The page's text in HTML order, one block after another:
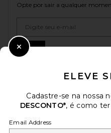
Opte por sair a qualquer
Sign Up
AJUDE-NOS A
ELEVE
Cadastre-se na nossa
DESCONTO*, é como
Email Address
Close Modal